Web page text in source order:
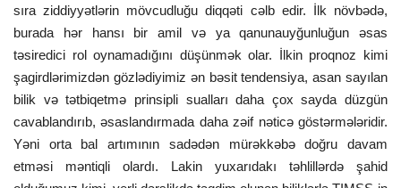
sıra ziddiyyətlərin mövcudluğu diqqəti cəlb edir. İlk növbədə,
burada hər hansı bir amil və ya qanunauyğunluğun əsas
təsiredici rol oynamadığını düşünmək olar. İlkin proqnoz kimi
şagirdlərimizdən gözlədiyimiz ən bəsit tendensiya, asan sayılan
bilik və tətbiqetmə prinsipli sualları daha çox sayda düzgün
cavablandırıb, əsaslandırmada daha zəif nəticə göstərmələridir.
Yəni orta bal artımının sadədən mürəkkəbə doğru davam
etməsi məntiqli olardı. Lakin yuxarıdakı təhlillərdə şahid